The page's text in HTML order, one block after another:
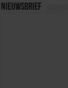
Nieuwsbrief